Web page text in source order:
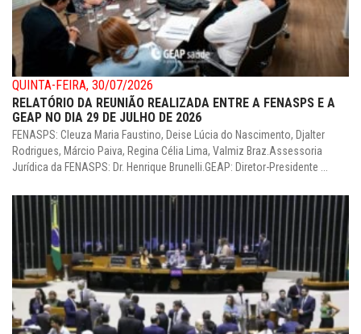
QUINTA-FEIRA, 30/07/2026
RELATÓRIO DA REUNIÃO REALIZADA ENTRE A FENASPS E A
GEAP NO DIA 29 DE JULHO DE 2026
FENASPS: Cleuza Maria Faustino, Deise Lúcia do Nascimento, Djalter
Rodrigues, Márcio Paiva, Regina Célia Lima, Valmiz Braz.Assessoria
Jurídica da FENASPS: Dr. Henrique Brunelli.GEAP: Diretor-Presidente ...